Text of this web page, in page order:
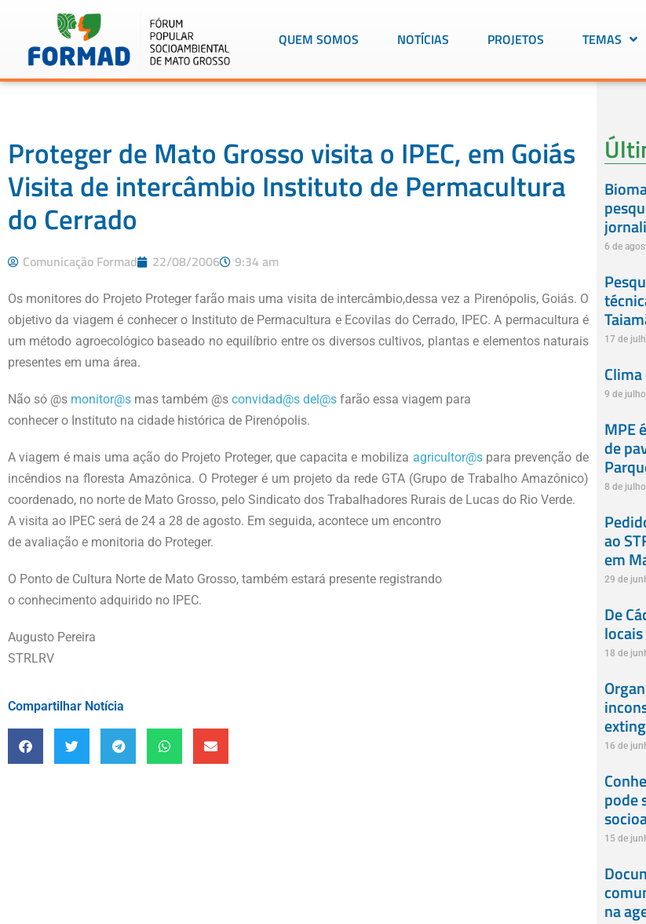
QUEM SOMOS NOTÍCIAS PROJETOS TEMAS
Proteger de Mato Grosso visita o IPEC, em Goiás
Visita de intercâmbio Instituto de Permacultura
do Cerrado
Comunicação Formad 22/08/2006 9:34 am
Os monitores do Projeto Proteger farão mais uma visita de intercâmbio,dessa vez a Pirenópolis, Goiás. O
objetivo da viagem é conhecer o Instituto de Permacultura e Ecovilas do Cerrado, IPEC. A permacultura é
um método agroecológico baseado no equilíbrio entre os diversos cultivos, plantas e elementos naturais
presentes em uma área.
Não só @s monitor@s mas também @s convidad@s del@s farão essa viagem para
conhecer o Instituto na cidade histórica de Pirenópolis.
A viagem é mais uma ação do Projeto Proteger, que capacita e mobiliza agricultor@spara prevenção de
incêndios na floresta Amazônica. O Proteger é um projeto da rede GTA (Grupo de Trabalho Amazônico)
coordenado, no norte de Mato Grosso, pelo Sindicato dos Trabalhadores Rurais de Lucas do Rio Verde.
A visita ao IPEC será de 24 a 28 de agosto. Em seguida, acontece um encontro
de avaliação e monitoria do Proteger.
O Ponto de Cultura Norte de Mato Grosso, também estará presente registrando
o conhecimento adquirido no IPEC.
Augusto Pereira
STRLRV
Compartilhar Notícia
6 de
17 de
9 de
MPE
de
8 de
ao
em
29 de
De
18 de
16 de
pode
15 de
na